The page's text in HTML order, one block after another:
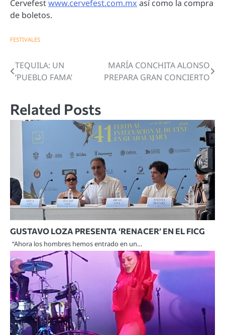
Cervefestwww.cervefest.com.mx así como la compra
de boletos.
FESTIVALES
Navegación
entradas
TEQUILA: UN
‘PUEBLO FAMA’
MARÍA CONCHITA ALONSO
PREPARA GRAN CONCIERTO
Related Posts
GUSTAVO LOZA PRESENTA ‘RENACER’ EN EL FICG
“Ahora los hombres hemos entrado en un…